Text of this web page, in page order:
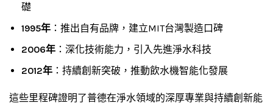
礎
1995年 ：推出自有品牌，建立MIT台灣製造口碑
2006年 ：深化技術能力，引入先進淨水科技
2012年 ：持續創新突破，推動飲水機智能化發展
這些里程碑證明了普德在淨水領域的深厚專業與持續創新能